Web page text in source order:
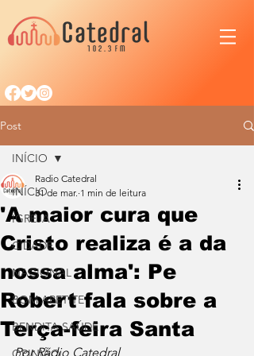
Post
INÍCIO
IGREJA
CIDADE
NACIONAL
BOM APETITE
BENDITA SAÚDE
INÍCIO
'A maior cura que
Cristo realiza é a da
nossa alma': Pe
Robert fala sobre a
Terça-feira Santa
Radio Catedral
31 de mar. 1 min de leitura
Por Rádio Catedral